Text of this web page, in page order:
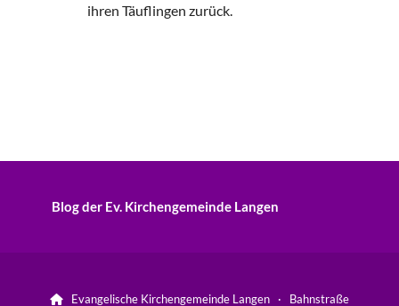
ihren Täuflingen zurück.
Blog der Ev. Kirchengemeinde Langen
 Evangelische Kirchengemeinde Langen · Bahnstraße